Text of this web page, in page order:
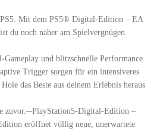
Mit dem PS5® Digital-Edition – EA
du noch näher am Spielvergnügen.
Gameplay und blitzschnelle Performance.
Trigger sorgen für ein intensiveres
das Beste aus deinem Erlebnis heraus
zuvor.--PlayStation5-Digital-Edition –
eröffnet völlig neue, unerwartete